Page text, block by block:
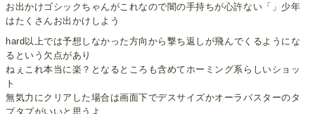
お出かけゴシックちゃんがこれなので闇の手持ちが心許ない「」少年
はたくさんお出かけしよう
hard以上では予想しなかった方向から撃ち返しが飛んでくるようにな
るという欠点があり
ねぇこれ本当に楽？となるところも含めてホーミング系らしいショッ
ト
無気力にクリアした場合は画面下でデスサイズかオーラバスターのタ
プタプがいいと思うよ